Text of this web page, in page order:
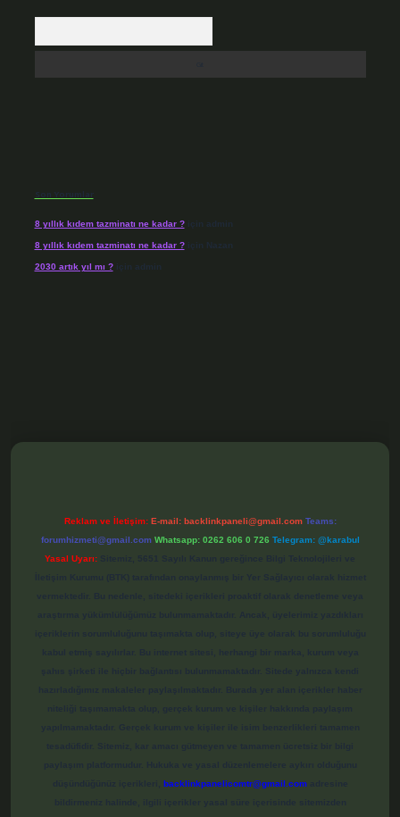
Son Yorumlar
8 yıllık kıdem tazminatı ne kadar ?için admin
8 yıllık kıdem tazminatı ne kadar ?için Nazan
2030 artık yıl mı ?için admin
Reklam ve İletişim: E-mail: backlinkpaneli@gmail.com Teams:
forumhizmeti@gmail.com Whatsapp: 0262 606 0 726 Telegram: @karabul
Yasal Uyarı:
backlinkpanelicomtr@gmail.comadresine